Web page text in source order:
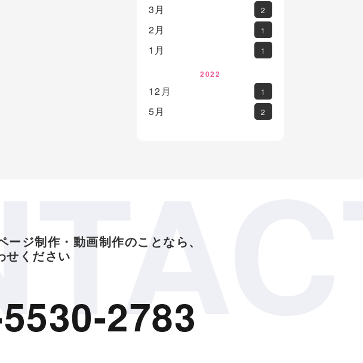
3月 2
2月 1
1月 1
2022
12月 1
5月 2
ジ制作・動画制作のことなら、
せください
2783